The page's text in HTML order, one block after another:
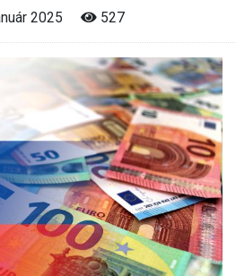
2025 527